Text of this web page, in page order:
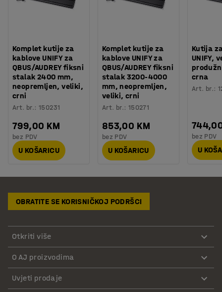
Komplet kutije za
kablove UNIFY za
QBUS/AUDREY fiksni
stalak 2400 mm,
neopremljen, veliki,
crni
Art. br.:150231
799,00 KM
bez PDV
U KOŠARICU
Komplet kutije za
kablove UNIFY za
QBUS/AUDREY fiksni
stalak 3200-4000
mm, neopremljen,
veliki, crni
Art. br.: 150271
853,00 KM
bez PDV
U KOŠARICU
Kutija
UNIFY,
crna
Art. br.:
bez PDV
U
OBRATITE SE KORISNIČKOJ PODRŠCI
Otkriti više
O AJ proizvodima
Uvjeti prodaje